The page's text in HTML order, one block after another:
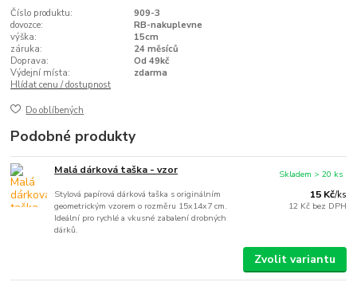
Číslo produktu:
909-3
dovozce:
RB-nakuplevne
výška:
15cm
záruka:
24 měsíců
Doprava:
Od 49kč
Výdejní místa:
zdarma
Hlídat cenu / dostupnost
Do oblíbených
Podobné produkty
Malá dárková taška - vzor
Stylová papírová dárková taška s originálním
geometrickým vzorem o rozměru 15x14x7 cm.
Ideální pro rychlé a vkusné zabalení drobných
dárků.
15 Kč/ks
12 Kč bez DPH
Skladem > 20 ks
Zvolit variantu